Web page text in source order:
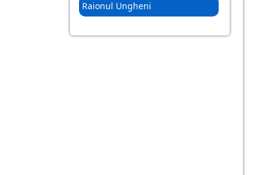
Raionul Ungheni